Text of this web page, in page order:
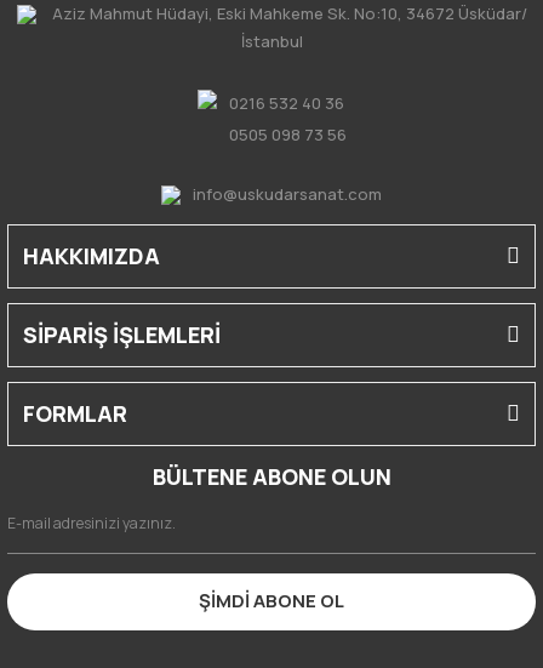
Aziz Mahmut Hüdayi, Eski Mahkeme Sk. No:10, 34672 Üsküdar/
İstanbul
0216 532 40 36
0505 098 73 56
info@uskudarsanat.com
HAKKIMIZDA
SİPARİŞ İŞLEMLERİ
FORMLAR
BÜLTENE ABONE OLUN
ŞİMDİ ABONE OL